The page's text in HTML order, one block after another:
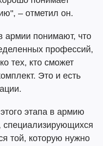
– отметил он.
армии понимают, что
профессий,
тех, кто сможет
Это и есть
этапа в армию
специализирующихся
той, которую нужно